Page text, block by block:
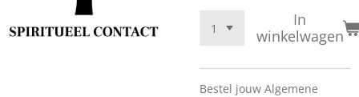
In
winkelwagen
Bestel jouw Algemene